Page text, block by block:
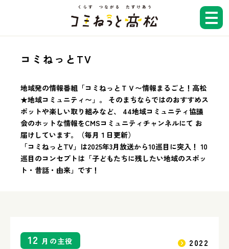
お知らせ
コミねっとTV
コミねっとTV
地域発の情報番組「コミねっとＴＶ〜情報まるごと！高松
★地域コミュニティ〜」。
そのまちならではのおすすめス
ポットや楽しい取り組みなど、
44地域コミュニティ協議
会のホットな情報をCMSコミュニティチャンネルにて お
届けしています。（毎月１日更新）
「コミねっとTV」は2025年3月放送から10巡目に突入！ 10
巡目のコンセプトは「子どもたちに残したい地域のスポッ
ト・昔話・由来」です！
12 月の主役 2022